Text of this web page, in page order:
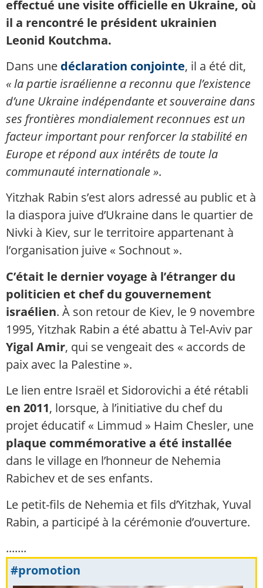
effectué une visite officielle en Ukraine, où
il a rencontré le président ukrainien
Leonid Koutchma.
Dans une déclaration conjointe, il a été dit,
« la partie israélienne a reconnu que l’existence
d’une Ukraine indépendante et souveraine dans
ses frontières mondialement reconnues est un
facteur important pour renforcer la stabilité en
Europe et répond aux intérêts de toute la
communauté internationale ».
Yitzhak Rabin s’est alors adressé au public et à
la diaspora juive d’Ukraine dans le quartier de
Nivki à Kiev, sur le territoire appartenant à
l’organisation juive « Sochnout ».
C’était le dernier voyage à l’étranger du
politicien et chef du gouvernement
israélien. À son retour de Kiev, le 9 novembre
1995, Yitzhak Rabin a été abattu à Tel-Aviv par
Yigal Amir, qui se vengeait des « accords de
paix avec la Palestine ».
Le lien entre Israël et Sidorovichi a été rétabli
en 2011, lorsque, à l’initiative du chef du
projet éducatif « Limmud » Haim Chesler, une
plaque commémorative a été installée
dans le village en l’honneur de Nehemia
Rabichev et de ses enfants.
Le petit-fils de Nehemia et fils d’Yitzhak, Yuval
Rabin, a participé à la cérémonie d’ouverture.
.......
#promotion